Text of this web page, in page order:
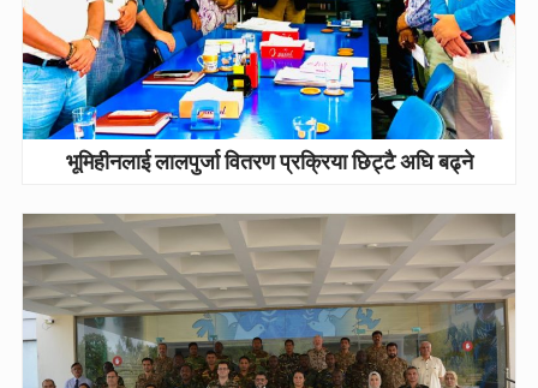
भूमिहीनलाई लालपुर्जा वितरण प्रक्रिया छिट्टै अघि बढ्ने